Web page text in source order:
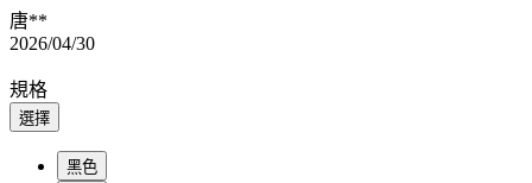
唐**
2026/04/30
規格
選擇
黑色